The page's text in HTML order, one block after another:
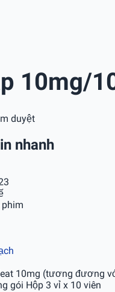
10mg/
duyệt
nhanh
phim
10mg (tương đương
gói Hộp 3 vỉ x 10 viên